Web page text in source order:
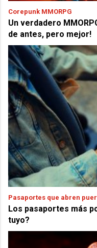
Corepunk MMORPG
Un verdadero
de antes, pero mejor!
Pasaportes que abren
Los pasaportes más
tuyo?